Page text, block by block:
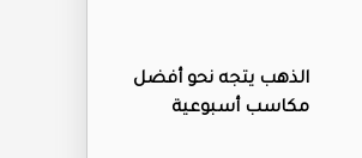
الذهب يتجه نحو أفضل
مكاسب أسبوعية